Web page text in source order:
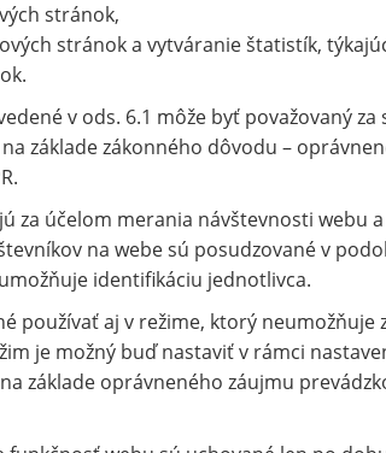
stránok,
stránok a vytváranie štatistík,
v ods. 6.1 môže byť považovaný
základe zákonného dôvodu –
za účelom merania návštevnosti webu
na webe sú posudzované v
identifikáciu jednotlivca.
používať aj v režime, ktorý neumožňuje
je možný buď nastaviť v rámci
základe oprávneného záujmu